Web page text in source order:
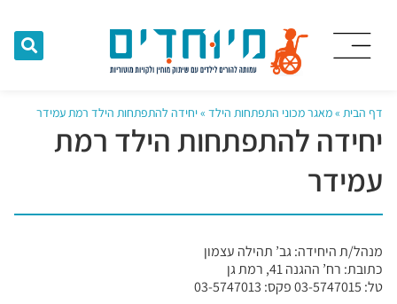
דף הבית »מאגר מכוני התפתחות הילד »יחידה להתפתחות הילד רמת עמידר
יחידה להתפתחות הילד רמת
עמידר
מנהל/ת היחידה: גב’ תהילה עצמון
כתובת: רח’ ההגנה 41, רמת גן
טל: 03-5747015 פקס: 03-5747013